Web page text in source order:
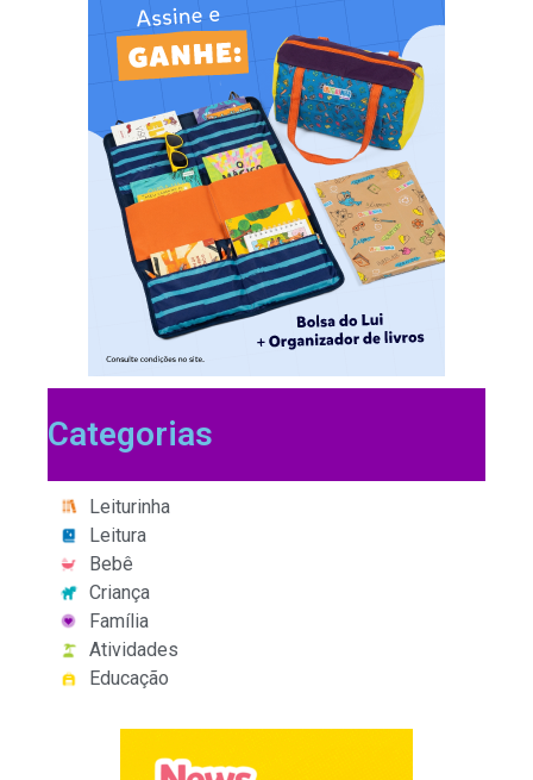
Categorias
Leiturinha
Leitura
Bebê
Criança
Família
Atividades
Educação